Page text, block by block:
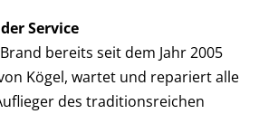
Service
bereits seit dem Jahr 2005
Kögel, wartet und repariert alle
des traditionsreichen